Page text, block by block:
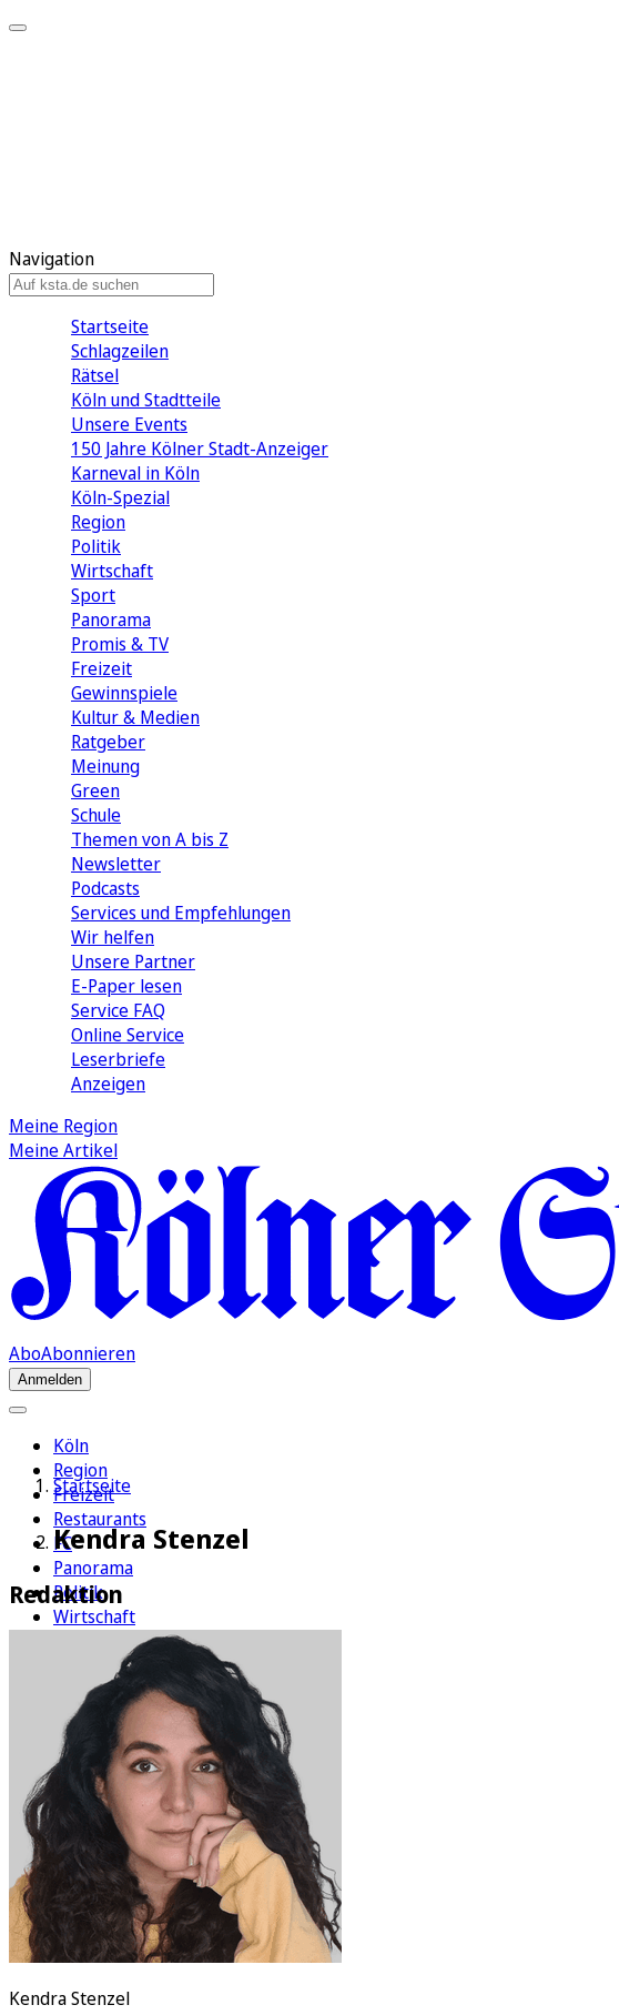
Navigation
Startseite
Schlagzeilen
Rätsel
Köln und Stadtteile
Unsere Events
150 Jahre Kölner Stadt-Anzeiger
Karneval in Köln
Köln-Spezial
Region
Politik
Wirtschaft
Sport
Panorama
Promis & TV
Freizeit
Gewinnspiele
Kultur & Medien
Ratgeber
Meinung
Green
Schule
Themen von A bis Z
Newsletter
Podcasts
Services und Empfehlungen
Wir helfen
Unsere Partner
E-Paper lesen
Service FAQ
Online Service
Leserbriefe
Anzeigen
Meine Region
Meine Artikel
AboAbonnieren
Anmelden
Köln
Region
Freizeit
Restaurants
FC
Panorama
Politik
Wirtschaft
Newsletter
E-Paper
Startseite
Kendra Stenzel
Redaktion
Kendra Stenzel